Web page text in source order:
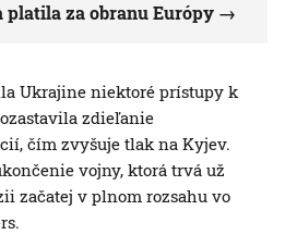
platila za obranu Európy
Ukrajine niektoré prístupy k
zdieľanie
čím zvyšuje tlak na Kyjev.
vojny, ktorá trvá už
začatej v plnom rozsahu vo